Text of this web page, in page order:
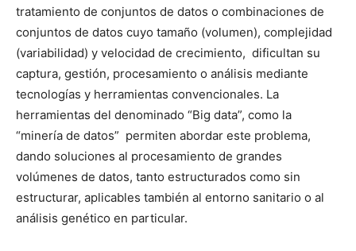
tratamiento de conjuntos de datos o combinaciones de
conjuntos de datos cuyo tamaño (volumen), complejidad
(variabilidad) y velocidad de crecimiento, dificultan su
captura, gestión, procesamiento o análisis mediante
tecnologías y herramientas convencionales. La
herramientas del denominado “Big data”, como la
“minería de datos” permiten abordar este problema,
dando soluciones al procesamiento de grandes
volúmenes de datos, tanto estructurados como sin
estructurar, aplicables también al entorno sanitario o al
análisis genético en particular.